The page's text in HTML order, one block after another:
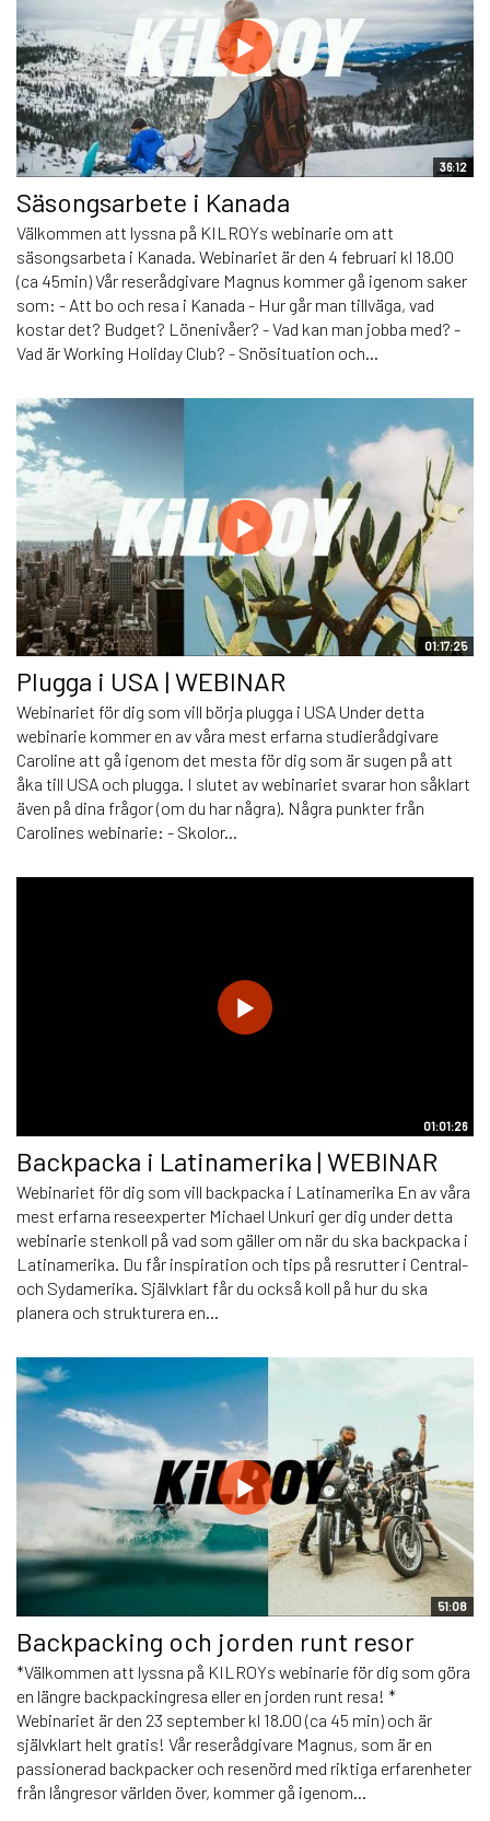
36:12
Säsongsarbete i Kanada
Välkommen att lyssna på KILROYs webinarie om att
säsongsarbeta i Kanada. Webinariet är den 4 februari kl 18.00
(ca 45min) Vår reserådgivare Magnus kommer gå igenom saker
som: - Att bo och resa i Kanada - Hur går man tillväga, vad
kostar det? Budget? Lönenivåer? - Vad kan man jobba med? -
Vad är Working Holiday Club? - Snösituation och...
01:17:25
Plugga i USA | WEBINAR
Webinariet för dig som vill börja plugga i USA Under detta
webinarie kommer en av våra mest erfarna studierådgivare
Caroline att gå igenom det mesta för dig som är sugen på att
åka till USA och plugga. I slutet av webinariet svarar hon såklart
även på dina frågor (om du har några). Några punkter från
Carolines webinarie: - Skolor...
01:01:26
Backpacka i Latinamerika | WEBINAR
Webinariet för dig som vill backpacka i Latinamerika En av våra
mest erfarna reseexperter Michael Unkuri ger dig under detta
webinarie stenkoll på vad som gäller om när du ska backpacka i
Latinamerika. Du får inspiration och tips på resrutter i Central-
och Sydamerika. Självklart får du också koll på hur du ska
planera och strukturera en...
51:08
Backpacking och jorden runt resor
*Välkommen att lyssna på KILROYs webinarie för dig som göra
en längre backpackingresa eller en jorden runt resa! *
Webinariet är den 23 september kl 18.00 (ca 45 min) och är
självklart helt gratis! Vår reserådgivare Magnus, som är en
passionerad backpacker och resenörd med riktiga erfarenheter
från långresor världen över, kommer gå igenom...